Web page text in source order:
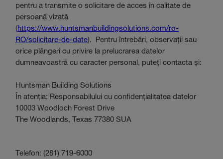
pentru a transmite o solicitare de acces în calitate de
persoană vizată
(https://www.huntsmanbuildingsolutions.com/ro-
RO/solicitare-de-date). Pentru întrebări, observații sau
orice plângeri cu privire la prelucrarea datelor
dumneavoastră cu caracter personal, puteți contacta și:
Huntsman Building Solutions
În atenția: Responsabilului cu confidențialitatea datelor
10003 Woodloch Forest Drive
The Woodlands, Texas 77380 SUA
Telefon: (281) 719-6000